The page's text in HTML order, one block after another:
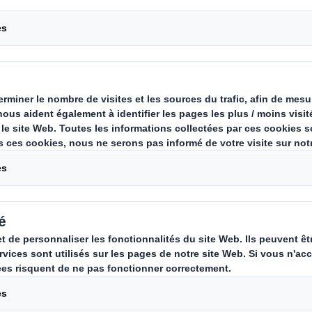
pour produits
une gamme d'emballages
traitements de carton
adapté au transport